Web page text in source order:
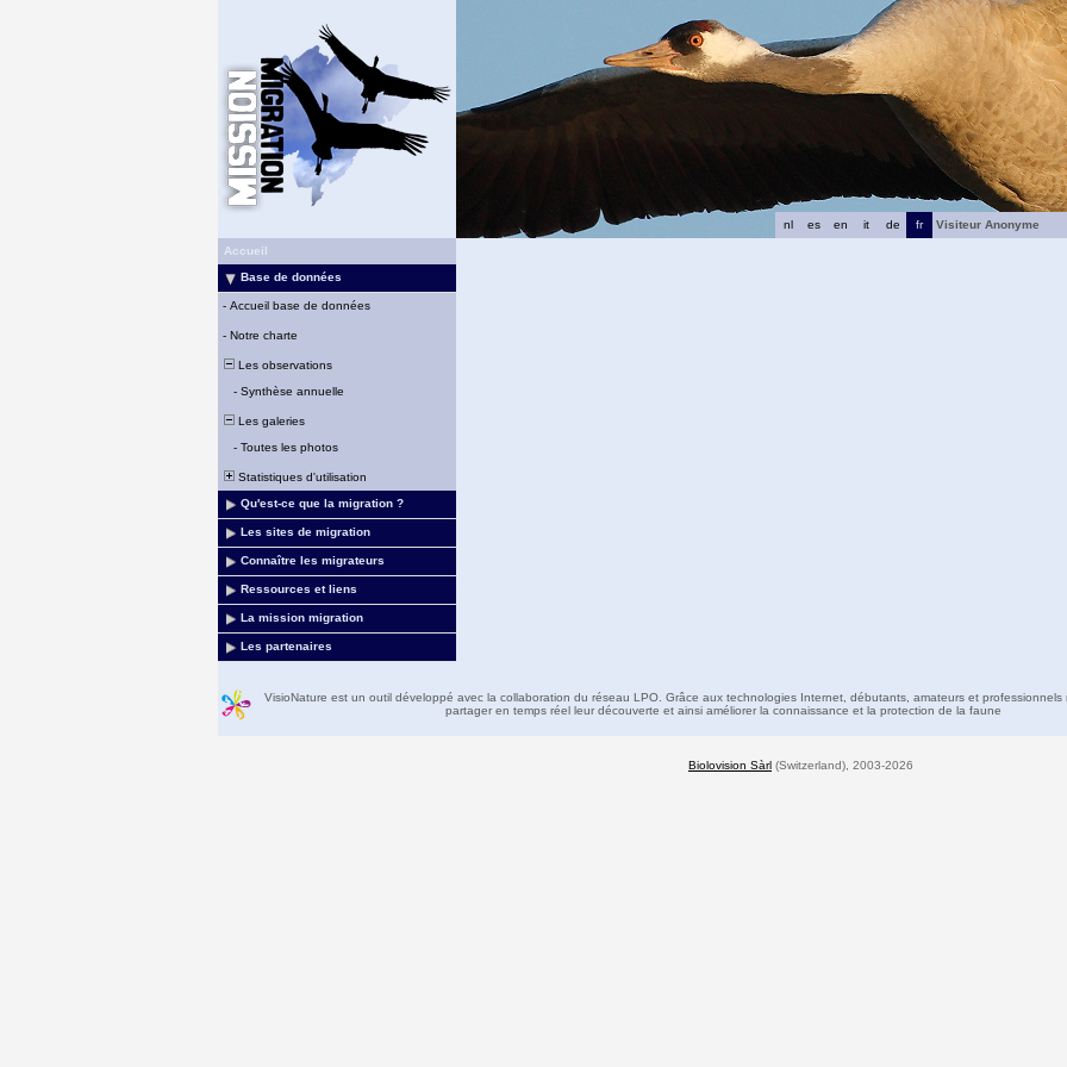
fr
de
it
en
es
nl
Visiteur Anonyme
Accueil
Base de données
- Accueil base de données
- Notre charte
Les observations
- Synthèse annuelle
Les galeries
- Toutes les photos
Statistiques d'utilisation
Qu'est-ce que la migration ?
Les sites de migration
Connaître les migrateurs
Ressources et liens
La mission migration
Les partenaires
VisioNature est un outil développé avec la collaboration du réseau LPO. Grâce aux technologies Internet, débutants, amateurs et professionnels
partager en temps réel leur découverte et ainsi améliorer la connaissance et la protection de la faune
Biolovision Sàrl (Switzerland), 2003-2026